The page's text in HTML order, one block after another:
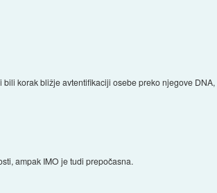
korak bližje avtentifikaciji osebe preko njegove
ampak IMO je tudi prepočasna.